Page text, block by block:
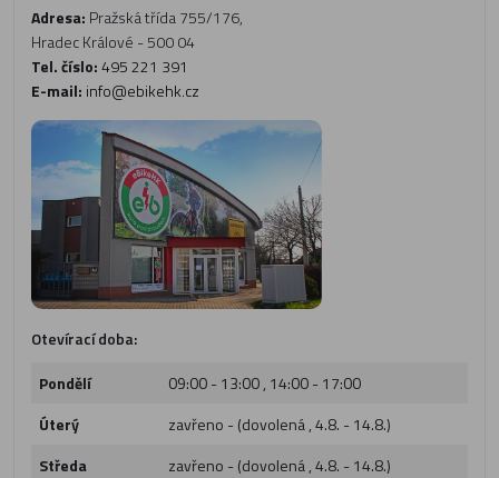
Adresa: Pražská třída 755/176,
Hradec Králové - 500 04
Tel. číslo:495 221 391
E-mail: info@ebikehk.cz
Otevírací doba:
Pondělí
09:00 - 13:00 , 14:00 - 17:00
Úterý
zavřeno - (dovolená , 4.8. - 14.8.)
Středa
zavřeno - (dovolená , 4.8. - 14.8.)